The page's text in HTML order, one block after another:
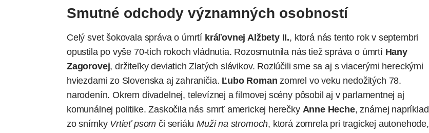
Smutné odchody významných osobností
Celý svet šokovala správa o úmrtí kráľovnej Alžbety II., ktorá nás tento rok v septembri
opustila po vyše 70-tich rokoch vládnutia. Rozosmutnila nás tiež správa o úmrtí Hany
Zagorovej, držiteľky deviatich Zlatých slávikov. Rozlúčili sme sa aj s viacerými hereckými
hviezdami zo Slovenska aj zahraničia. Ľubo Roman zomrel vo veku nedožitých 78.
narodenín. Okrem divadelnej, televíznej a filmovej scény pôsobil aj v parlamentnej aj
komunálnej politike. Zaskočila nás smrť americkej herečky Anne Heche, známej napríklad
zo snímky Vrtieť psom či seriáluMuži na stromoch, ktorá zomrela pri tragickej autonehode,